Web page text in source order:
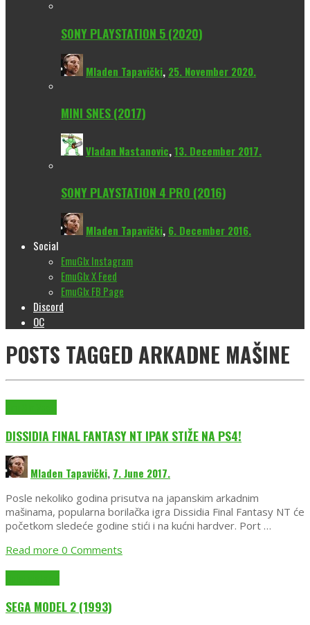
SONY PLAYSTATION 5 (2020)
Mladen Tapavički, 25. November 2020.
MINI SNES (2017)
Vladan Nastanovic,13. December 2017.
SONY PLAYSTATION 4 PRO (2016)
Mladen Tapavički, 6. December 2016.
Social
EmuGlx Instagram
EmuGlx X Feed
EmuGlx FB Page
Discord
OC
POSTS TAGGED ARKADNE MAŠINE
DISSIDIA FINAL FANTASY NT IPAK STIŽE NA PS4!
Mladen Tapavički, 7. June 2017.
Posle nekoliko godina prisutva na japanskim arkadnim
mašinama, popularna borilačka igra Dissidia Final Fantasy NT će
početkom sledeće godine stići i na kućni hardver. Port …
Read more 0 Comments
SEGA MODEL 2 (1993)